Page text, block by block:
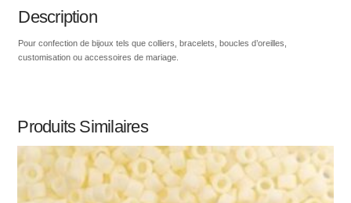
Description
Pour confection de bijoux tels que colliers, bracelets, boucles d’oreilles,
customisation ou accessoires de mariage.
Produits Similaires